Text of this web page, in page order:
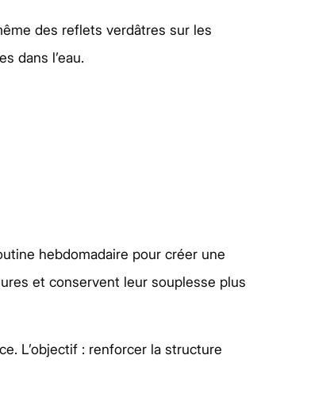
des reflets verdâtres sur les
dans l’eau.
hebdomadaire pour créer une
et conservent leur souplesse plus
L’objectif : renforcer la structure